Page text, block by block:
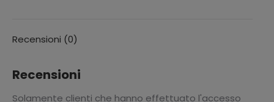
Recensioni (0)
Recensioni
Solamente clienti che hanno effettuato l'accesso